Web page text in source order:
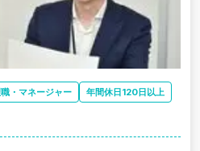
・マネージャー
年間休日120日以上